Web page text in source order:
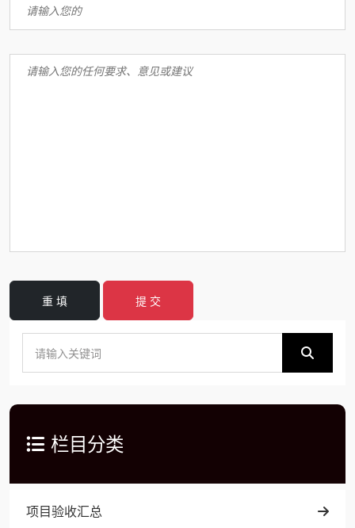
重 填 提 交
栏目分类
项目验收汇总